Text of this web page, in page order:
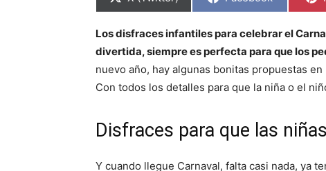
p
a
r
t
i
e
a
r
t
i
e
r
t
Los disfraces infantiles para celebrar el
divertida, siempre es perfecta para que los
nuevo año, hay algunas bonitas propuestas
Con todos los detalles para que la niña o el
Disfraces para que las
Y cuando llegue Carnaval, falta casi nada, ya